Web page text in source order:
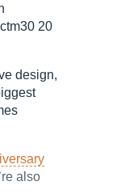
20
design,
also